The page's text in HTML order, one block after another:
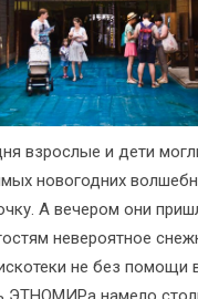
взрослые и дети
новогодних
А вечером они
невероятное
не без помощи